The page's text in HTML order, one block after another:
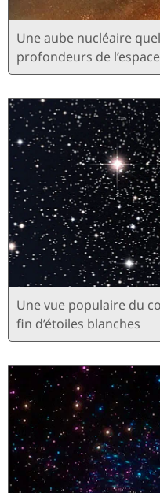
Une aube nucléaire
profondeurs de l’espace
Une vue populaire du
fin d’étoiles blanches